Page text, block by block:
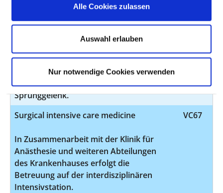
Alle Cookies zulassen
Auswahl erlauben
Nur notwendige Cookies verwenden
wie Meniskusläsionen (Naht oder
Meniskusglättung), Kreuzbandersatz-
Operationen, Arthroskopie von
Behandlung von gelenknahen
Knochenödemen (M. Ahlbök),
Arthroskopie von Ellenbogen- und
Sprunggelenk.
Surgical intensive care medicine
In Zusammenarbeit mit der Klinik für
Anästhesie und weiteren Abteilungen
des Krankenhauses erfolgt die
Betreuung auf der interdisziplinären
Intensivstation.
VC67